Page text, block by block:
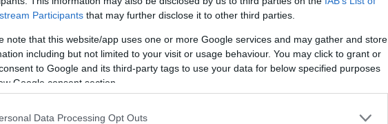
Participants that may further disclose it to other third parties.
note that this website/app uses one or more Google services and may gather and store
including but not limited to your visit or usage behaviour. You may click to grant or
to Google and its third-party tags to use your data for below specified purposes
Google consent section.
Data Processing Opt Outs